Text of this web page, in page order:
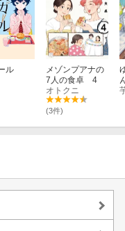
ル
メゾンプアナの
7人の食卓 4
オトクニ
(3件)